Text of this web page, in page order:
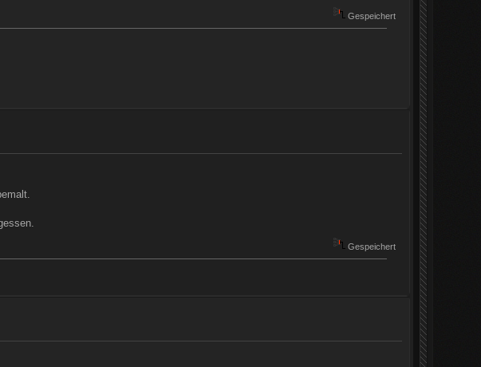
Gespeichert
Gespeichert